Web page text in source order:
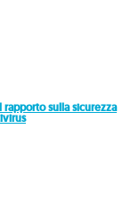
rapporto sulla sicurezza